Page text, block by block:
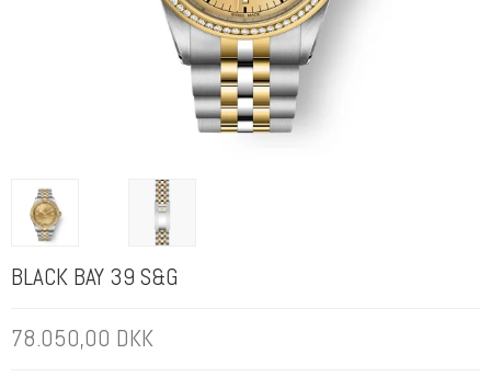
BLACK BAY 39 S&G
78.050,00 DKK